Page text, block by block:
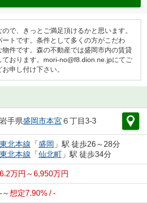
で、きっとご満足頂けるかと思います。
ートです。条件として多くの方がこだわ
物件です。森の不動産では盛岡市内の賃貸
ております。mori-no@f8.dion.ne.jpにてご
申し付け下さい。
岩手県盛岡市本宮 ６丁目3-3
東北本線 「 盛岡 」駅 徒歩26～28分
東北本線 「 仙北町」駅 徒歩34分
6.2万円～6,950万円
-～想定7.90% / -